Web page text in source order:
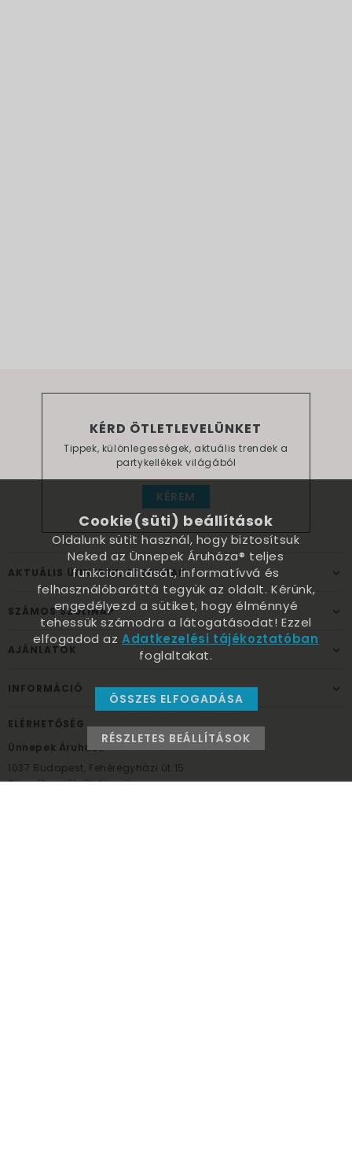
KÉRD ÖTLETLEVELÜNKET
Tippek, különlegességek, aktuális trendek a
partykellékek világából
KÉREM
AKTUÁLIS ÜNNEPEK, ALKALMAK
SZÁMOS SZÜLINAP
AJÁNLATOK
INFORMÁCIÓ
ELÉRHETŐSÉG
Ünnepek Áruháza
1037 Budapest, Fehéregyházi út 15.
Személyes átvételi pont
Cookie(süti) beállítások
Oldalunk sütit használ, hogy biztosítsuk
Neked az Ünnepek Áruháza® teljes
funkcionalitását, informatívvá és
felhasználóbaráttá tegyük az oldalt. Kérünk,
engedélyezd a sütiket, hogy élménnyé
tehessük számodra a látogatásodat! Ezzel
elfogadod azAdatkezelési tájékoztatóban
foglaltakat.
ÖSSZES ELFOGADÁSA
RÉSZLETES BEÁLLÍTÁSOK